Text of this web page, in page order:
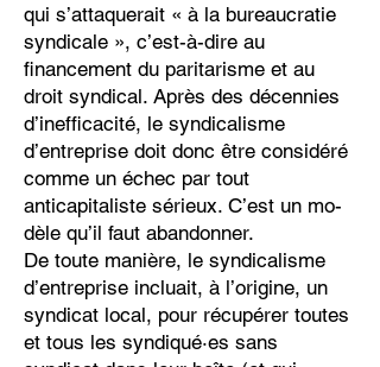
qui s’attaquerait « à la bureaucratie
syndicale », c’est-à-dire au
financement du paritarisme et au
droit syndical. Après des décennies
d’inefficacité, le syndicalisme
d’entreprise doit donc être considéré
comme un échec par tout
anticapitaliste sérieux. C’est un mo-
dèle qu’il faut abandonner.
De toute manière, le syndicalisme
d’entreprise incluait, à l’origine, un
syndicat local, pour récupérer toutes
et tous les syndiqué·es sans